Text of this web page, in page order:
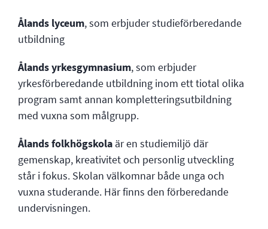
Ålands lyceum, som erbjuder studieförberedande
utbildning
Ålands yrkesgymnasium, som erbjuder
yrkesförberedande utbildning inom ett tiotal olika
program samt annan kompletteringsutbildning
med vuxna som målgrupp.
Ålands folkhögskola är en studiemiljö där
gemenskap, kreativitet och personlig utveckling
står i fokus. Skolan välkomnar både unga och
vuxna studerande. Här finns den förberedande
undervisningen.